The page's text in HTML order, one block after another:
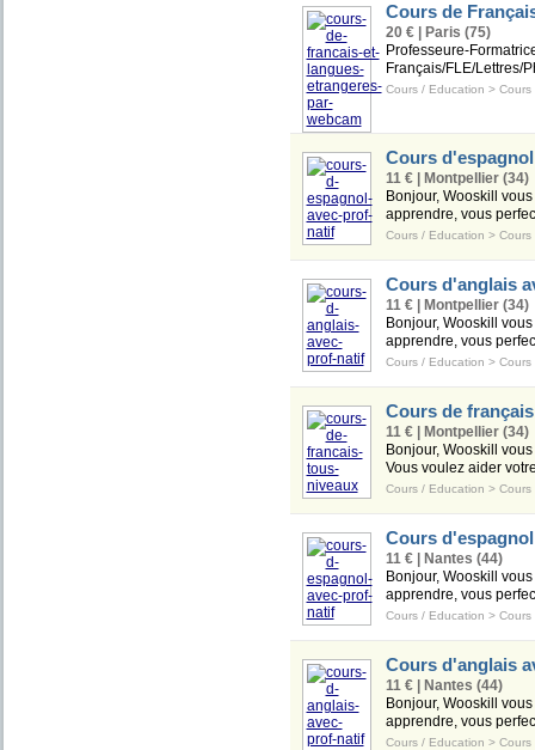
Cours de
20 € | Paris (75)
Professeure-
Français/FLE/Lettres/
Cours / Education > Cours
Cours
11 € | Montpellier (34)
Bonjour, Wooskill
apprendre, vous
Cours / Education > Cours
Cours d'anglais
11 € | Montpellier (34)
Bonjour, Wooskill
apprendre, vous
Cours / Education > Cours
Cours de
11 € | Montpellier (34)
Bonjour, Wooskill
Vous voulez aider
Cours / Education > Cours
Cours
11 € | Nantes (44)
Bonjour, Wooskill
apprendre, vous
Cours / Education > Cours
Cours d'anglais
11 € | Nantes (44)
Bonjour, Wooskill
apprendre, vous
Cours / Education > Cours